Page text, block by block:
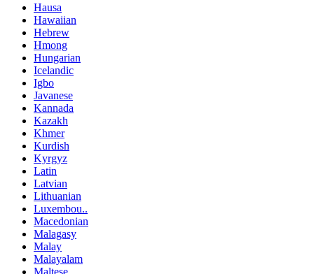
Hausa
Hawaiian
Hebrew
Hmong
Hungarian
Icelandic
Igbo
Javanese
Kannada
Kazakh
Khmer
Kurdish
Kyrgyz
Latin
Latvian
Lithuanian
Luxembou..
Macedonian
Malagasy
Malay
Malayalam
Maltese